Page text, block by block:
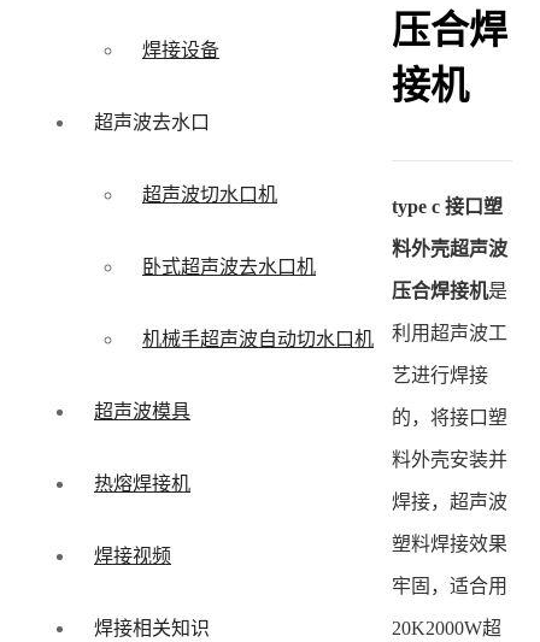
焊接设备
超声波去水口
超声波切水口机
卧式超声波去水口机
机械手超声波自动切水口机
超声波模具
热熔焊接机
焊接视频
焊接相关知识
压合焊
接机
type c 接口塑
料外壳超声波
压合焊接机是
利用超声波工
艺进行焊接
的，将接口塑
料外壳安装并
焊接，超声波
塑料焊接效果
牢固，适合用
20K2000W超